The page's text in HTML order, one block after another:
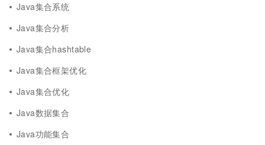
Java集合系统
Java集合分析
Java集合hashtable
Java集合框架优化
Java集合优化
Java数据集合
Java功能集合